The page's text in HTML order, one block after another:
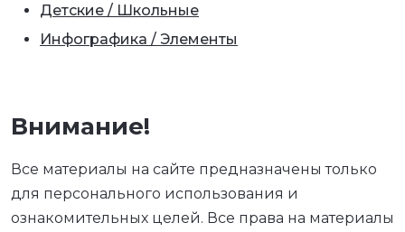
Детские / Школьные
Инфографика / Элементы
Внимание!
Все материалы на сайте предназначены только
для персонального использования и
ознакомительных целей. Все права на материалы